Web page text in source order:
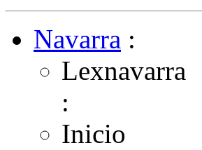
Navarra :
Lexnavarra
:
Inicio